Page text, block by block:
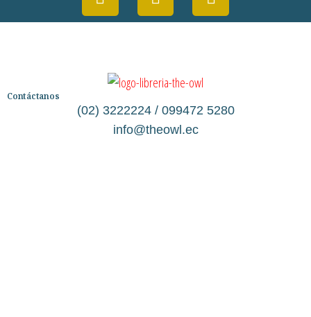
Contáctanos
(02) 3222224 / 099472 5280
info@theowl.ec